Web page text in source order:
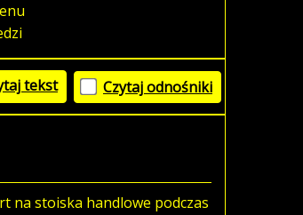
tekst Czytaj odnośniki
na stoiska handlowe podczas